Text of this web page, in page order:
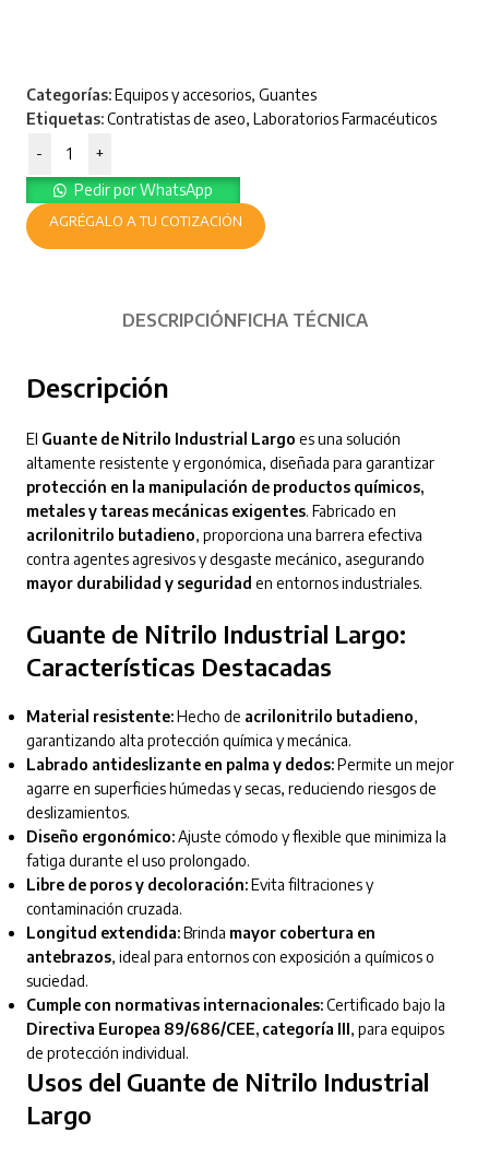
Categorías:Equipos y accesorios, Guantes
Etiquetas:Contratistas de aseo, Laboratorios Farmacéuticos
-
+
Pedir por WhatsApp
AGRÉGALO A TU COTIZACIÓN
DESCRIPCIÓNFICHA TÉCNICA
Descripción
El Guante de Nitrilo Industrial Largo es una solución
altamente resistente y ergonómica, diseñada para garantizar
protección en la manipulación de productos químicos,
metales y tareas mecánicas exigentes. Fabricado en
acrilonitrilo butadieno, proporciona una barrera efectiva
contra agentes agresivos y desgaste mecánico, asegurando
mayor durabilidad y seguridad en entornos industriales.
Guante de Nitrilo Industrial Largo:
Características Destacadas
Material resistente:Hecho de acrilonitrilo butadieno,
garantizando alta protección química y mecánica.
Labrado antideslizante en palma y dedos:Permite un mejor
agarre en superficies húmedas y secas, reduciendo riesgos de
deslizamientos.
Diseño ergonómico:Ajuste cómodo y flexible que minimiza la
fatiga durante el uso prolongado.
Libre de poros y decoloración:Evita filtraciones y
contaminación cruzada.
Longitud extendida:Brinda mayor cobertura en
antebrazos, ideal para entornos con exposición a químicos o
suciedad.
Cumple con normativas internacionales:Certificado bajo la
Directiva Europea 89/686/CEE, categoría III, para equipos
de protección individual.
Usos del Guante de Nitrilo Industrial
Largo